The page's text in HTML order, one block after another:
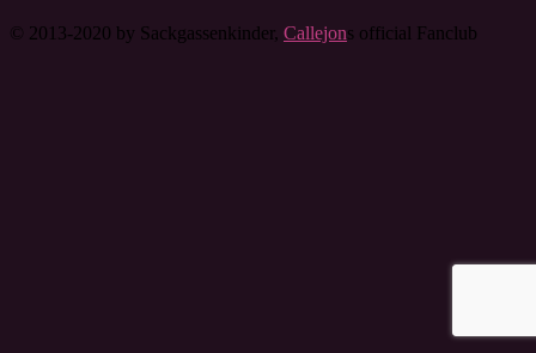
© 2013-2020 by Sackgassenkinder, Callejons official Fanclub